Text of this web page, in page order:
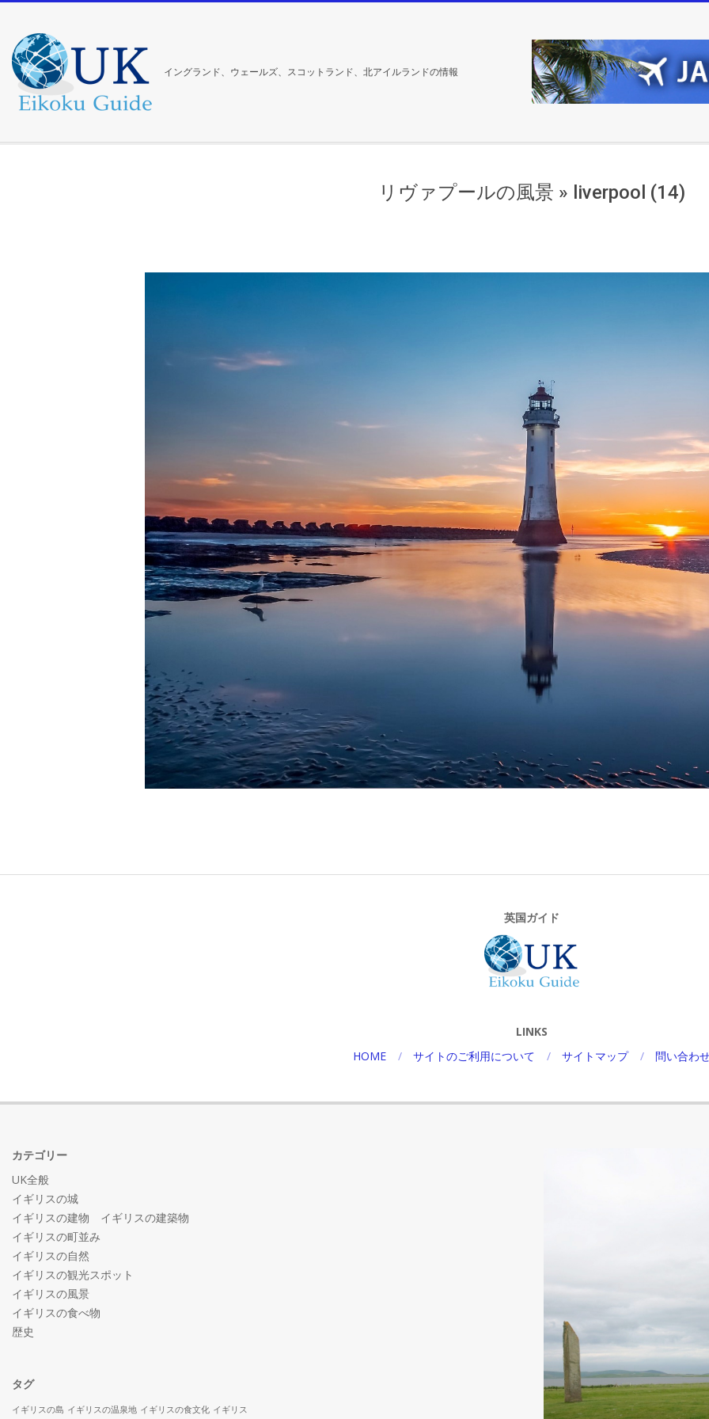
content
イングランド、ウェールズ、スコットランド、北アイルランドの情報
リヴァプールの風景 » liverpool (14)
英国ガイド
LINKS
HOME
サイトのご利用について サイトマップ 問い合わ
カテゴリー
UK全般
イギリスの城
イギリスの建物 イギリスの建築物
イギリスの町並み
イギリスの自然
イギリスの観光スポット
イギリスの風景
イギリスの食べ物
歴史
タグ
イギリスの島 イギリスの温泉地 イギリスの食文化 イギリス